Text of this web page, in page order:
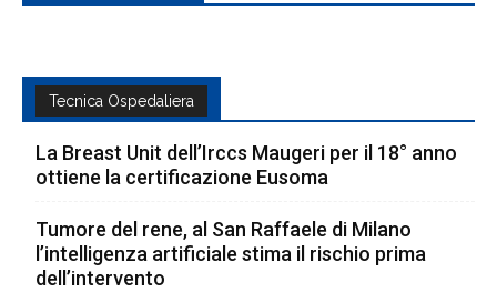
Tecnica Ospedaliera
La Breast Unit dell’Irccs Maugeri per il 18° anno
ottiene la certificazione Eusoma
Tumore del rene, al San Raffaele di Milano
l’intelligenza artificiale stima il rischio prima
dell’intervento